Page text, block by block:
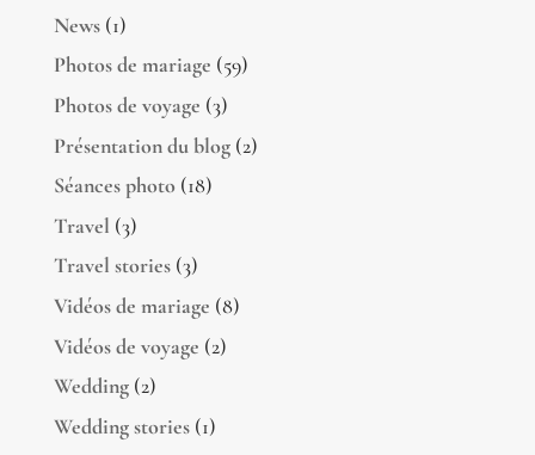
News(1)
Photos de mariage (59)
Photos de voyage (3)
Présentation du blog(2)
Séances photo(18)
Travel (3)
Travel stories(3)
Vidéos de mariage (8)
Vidéos de voyage (2)
Wedding(2)
Wedding stories(1)